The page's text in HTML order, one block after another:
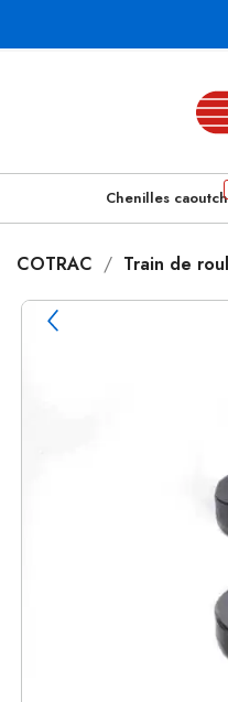
Chenilles
COTRAC Train de